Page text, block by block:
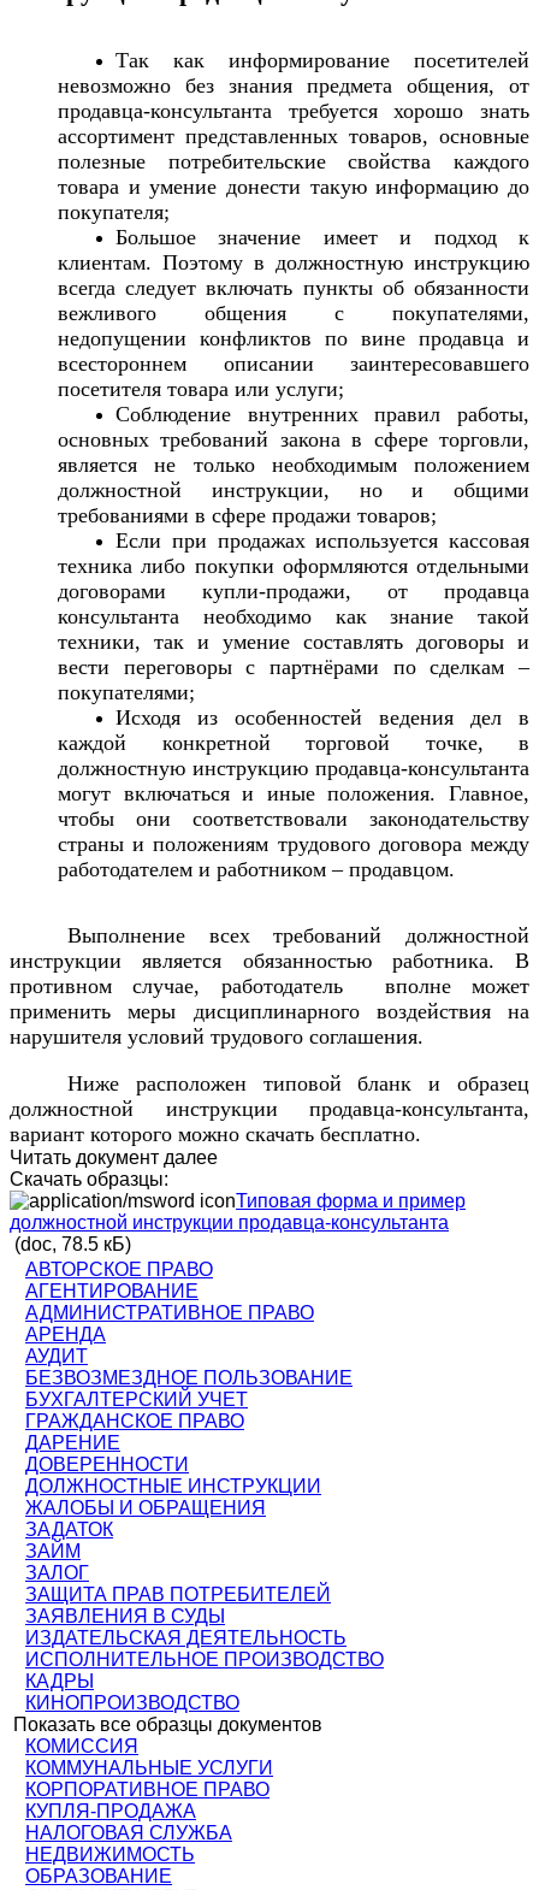
Так как информирование посетителей
невозможно без знания предмета общения, от
продавца-консультанта требуется хорошо знать
ассортимент представленных товаров, основные
полезные потребительские свойства каждого
товара и умение донести такую информацию до
покупателя;
Большое значение имеет и подход к
клиентам. Поэтому в должностную инструкцию
всегда следует включать пункты об обязанности
вежливого общения с покупателями,
недопущении конфликтов по вине продавца и
всестороннем описании заинтересовавшего
посетителя товара или услуги;
Соблюдение внутренних правил работы,
основных требований закона в сфере торговли,
является не только необходимым положением
должностной инструкции, но и общими
требованиями в сфере продажи товаров;
Если при продажах используется кассовая
техника либо покупки оформляются отдельными
договорами купли-продажи, от продавца
консультанта необходимо как знание такой
техники, так и умение составлять договоры и
вести переговоры с партнёрами по сделкам –
покупателями;
Исходя из особенностей ведения дел в
каждой конкретной торговой точке, в
должностную инструкцию продавца-консультанта
могут включаться и иные положения. Главное,
чтобы они соответствовали законодательству
страны и положениям трудового договора между
работодателем и работником – продавцом.
Выполнение всех требований должностной
инструкции является обязанностью работника. В
противном случае, работодатель вполне может
применить меры дисциплинарного воздействия на
нарушителя условий трудового соглашения.
Ниже расположен типовой бланк и образец
должностной инструкции продавца-консультанта,
вариант которого можно скачать бесплатно.
Читать документ далее
Скачать образцы:
Типовая форма и пример
должностной инструкции продавца-консультанта
(doc, 78.5 кБ)
АВТОРСКОЕ ПРАВО
АГЕНТИРОВАНИЕ
АДМИНИСТРАТИВНОЕ ПРАВО
АРЕНДА
АУДИТ
БЕЗВОЗМЕЗДНОЕ ПОЛЬЗОВАНИЕ
БУХГАЛТЕРСКИЙ УЧЕТ
ГРАЖДАНСКОЕ ПРАВО
ДАРЕНИЕ
ДОВЕРЕННОСТИ
ДОЛЖНОСТНЫЕ ИНСТРУКЦИИ
ЖАЛОБЫ И ОБРАЩЕНИЯ
ЗАДАТОК
ЗАЙМ
ЗАЛОГ
ЗАЩИТА ПРАВ ПОТРЕБИТЕЛЕЙ
ЗАЯВЛЕНИЯ В СУДЫ
ИЗДАТЕЛЬСКАЯ ДЕЯТЕЛЬНОСТЬ
ИСПОЛНИТЕЛЬНОЕ ПРОИЗВОДСТВО
КАДРЫ
КИНОПРОИЗВОДСТВО
Показать все образцы документов
КОМИССИЯ
КОММУНАЛЬНЫЕ УСЛУГИ
КОРПОРАТИВНОЕ ПРАВО
КУПЛЯ-ПРОДАЖА
НАЛОГОВАЯ СЛУЖБА
НЕДВИЖИМОСТЬ
ОБРАЗОВАНИЕ